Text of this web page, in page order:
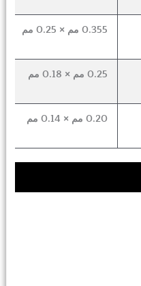
0.355 مم × 0.25 مم
0.25 مم × 0.18 مم
0.20 مم × 0.14 مم